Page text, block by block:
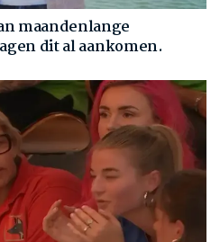
maandenlange
dit al aankomen.